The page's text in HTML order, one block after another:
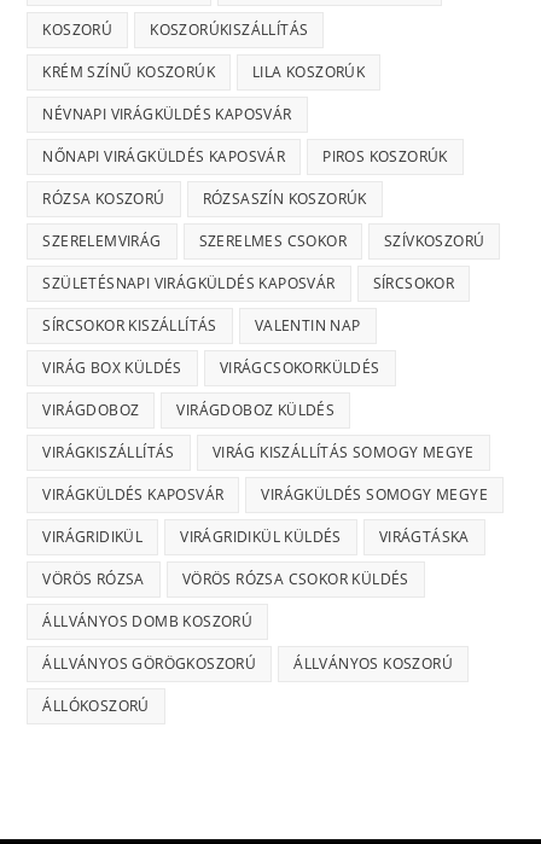
KOSZORÚ KOSZORÚKISZÁLLÍTÁS
KRÉM SZÍNŰ KOSZORÚK LILA KOSZORÚK
NÉVNAPI VIRÁGKÜLDÉS KAPOSVÁR
NŐNAPI VIRÁGKÜLDÉS KAPOSVÁR PIROS KOSZORÚK
RÓZSA KOSZORÚ RÓZSASZÍN KOSZORÚK
SZERELEMVIRÁG SZERELMES CSOKOR SZÍVKOSZORÚ
SZÜLETÉSNAPI VIRÁGKÜLDÉS KAPOSVÁR SÍRCSOKOR
SÍRCSOKOR KISZÁLLÍTÁS VALENTIN NAP
VIRÁG BOX KÜLDÉS VIRÁGCSOKORKÜLDÉS
VIRÁGDOBOZ VIRÁGDOBOZ KÜLDÉS
VIRÁGKISZÁLLÍTÁS VIRÁG KISZÁLLÍTÁS SOMOGY MEGYE
VIRÁGKÜLDÉS KAPOSVÁR VIRÁGKÜLDÉS SOMOGY MEGYE
VIRÁGRIDIKÜL VIRÁGRIDIKÜL KÜLDÉS VIRÁGTÁSKA
VÖRÖS RÓZSA VÖRÖS RÓZSA CSOKOR KÜLDÉS
ÁLLVÁNYOS DOMB KOSZORÚ
ÁLLVÁNYOS GÖRÖGKOSZORÚ ÁLLVÁNYOS KOSZORÚ
ÁLLÓKOSZORÚ